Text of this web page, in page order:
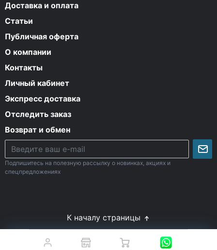
Доставка и оплата
Статьи
Публичная оферта
О компании
Контакты
Личный кабинет
Экспресс доставка
Отследить заказ
Возврат и обмен
Подпишитесь на полезную рассылку о новинках, акциях и
спецпредложениях
К началу страницы
© Все права защищены. 2009-2026 Energy-Body.ru